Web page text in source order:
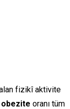
fizikî aktivite
obezite oranı tüm